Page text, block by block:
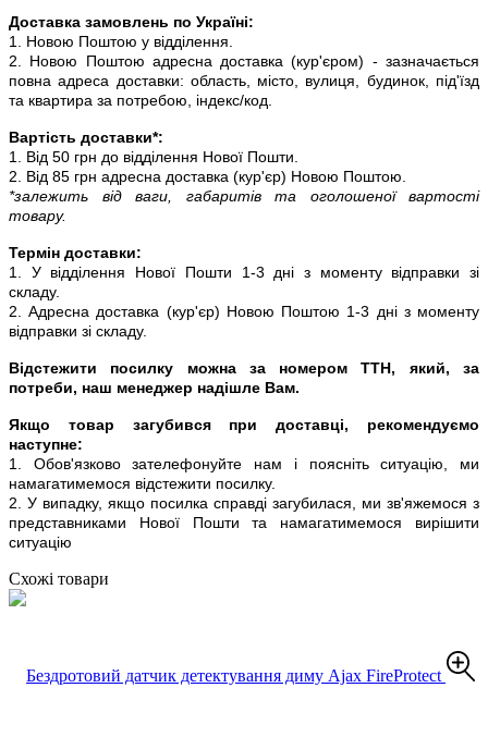
Доставка замовлень по Україні:
1. Новою Поштою у відділення.
2. Новою Поштою адресна доставка (кур'єром) - зазначається
повна адреса доставки: область, місто, вулиця, будинок, під'їзд
та квартира за потребою, індекс/код.
Вартість доставки*:
1. Від 50 грн до відділення Нової Пошти.
2. Від 85 грн адресна доставка (кур'єр) Новою Поштою.
*залежить від ваги, габаритів та оголошеної вартості
товару.
Термін доставки:
1. У відділення Нової Пошти 1-3 дні з моменту відправки зі
складу.
2. Адресна доставка (кур'єр) Новою Поштою 1-3 дні з моменту
відправки зі складу.
Відстежити посилку можна за номером ТТН, який, за
потреби, наш менеджер надішле Вам.
Якщо товар загубився при доставці, рекомендуємо
наступне:
1. Обов'язково зателефонуйте нам і поясніть ситуацію, ми
намагатимемося відстежити посилку.
2. У випадку, якщо посилка справді загубилася, ми зв'яжемося з
представниками Нової Пошти та намагатимемося вирішити
ситуацію
Схожі товари